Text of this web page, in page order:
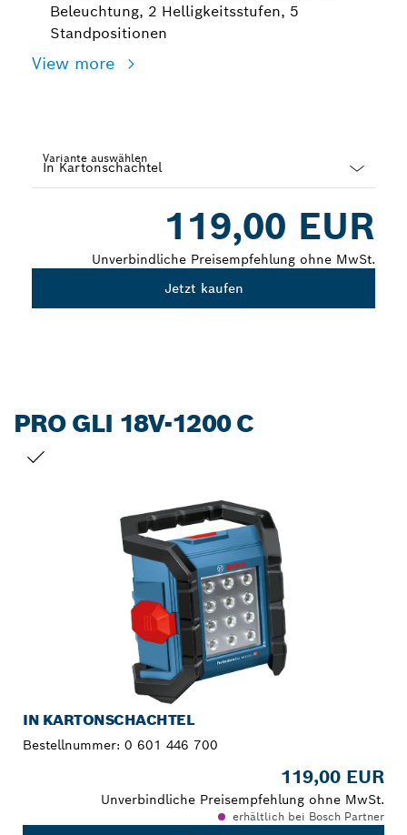
Beleuchtung, 2 Helligkeitsstufen, 5
Standpositionen
View more
Variante auswählen
119,00 EUR
Unverbindliche Preisempfehlung ohne MwSt.
Jetzt kaufen
PRO GLI 18V-1200 C
IN KARTONSCHACHTEL
Bestellnummer: 0 601 446 700
119,00 EUR
Unverbindliche Preisempfehlung ohne MwSt.
erhältlich bei Bosch Partner